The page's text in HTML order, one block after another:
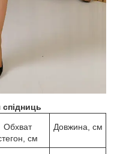
Обхват
см
Довжина, см